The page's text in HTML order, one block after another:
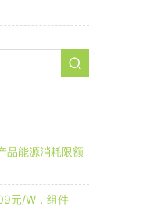
品能源消耗限额
元/W，组件